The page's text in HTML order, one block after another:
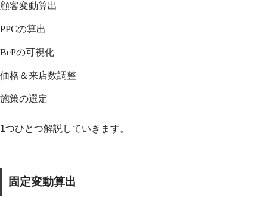
顧客変動算出
PPCの算出
BePの可視化
価格＆来店数調整
施策の選定
1つひとつ解説していきます。
固定変動算出